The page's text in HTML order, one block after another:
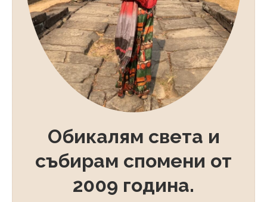
Обикалям света и
събирам спомени от
2009 година.